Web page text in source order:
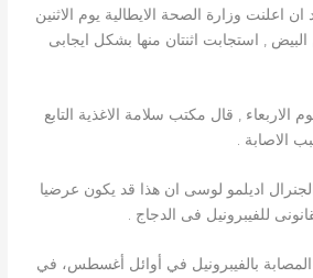
اعلنت وزارة الصحة الايطالية يوم الاثنين
عينة من البيض , استجابت اثنتان منها بشكل ايجابى
, قال مكتب سلامة الاغذية التابع
الاصابة .
اديلمو لوسى ان هذا قد يكون عرضيا
للفيبرونيل فى الدجاج .
بالفيبرونيل في أوائل أغسطس، في